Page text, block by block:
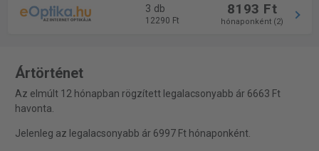
3 db
12290 Ft
8193 Ft
hónaponként (2)
Ártörténet
Az elmúlt 12 hónapban rögzített legalacsonyabb ár 6663 Ft
havonta.
Jelenleg az legalacsonyabb ár 6997 Ft hónaponként.